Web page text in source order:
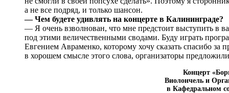
а не все подряд, и только шансон.
— Чем будете удивлять на концерте в Калининграде?
— Я очень взволнован, что мне предстоит выступить в
под этими величественными сводами. Буду играть
Евгением Авраменко, которому хочу сказать спасибо
в хорошем смысле этого слова, организаторы
Концерт
Виолончель и
в Кафедральном